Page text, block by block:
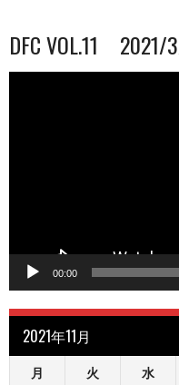
DFC VOL.11 2021/
00:00
2021年11月
月 火 水